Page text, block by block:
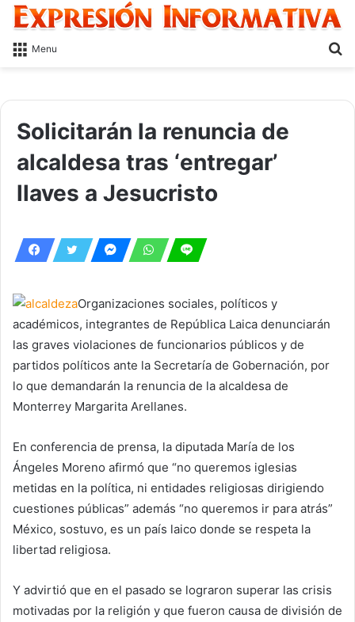
Menu
Solicitarán la renuncia de
alcaldesa tras ‘entregar’
llaves a Jesucristo
Organizaciones sociales, políticos y
académicos, integrantes de República Laica denunciarán
las graves violaciones de funcionarios públicos y de
partidos políticos ante la Secretaría de Gobernación, por
lo que demandarán la renuncia de la alcaldesa de
Monterrey Margarita Arellanes.
En conferencia de prensa, la diputada María de los
Ángeles Moreno afirmó que “no queremos iglesias
metidas en la política, ni entidades religiosas dirigiendo
cuestiones públicas” además “no queremos ir para atrás”
México, sostuvo, es un país laico donde se respeta la
libertad religiosa.
Y advirtió que en el pasado se lograron superar las crisis
motivadas por la religión y que fueron causa de división de